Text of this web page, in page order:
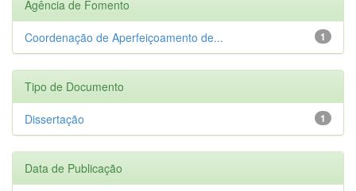
Agência de Fomento
1
Coordenação de Aperfeiçoamento de...
Tipo de Documento
1
Dissertação
Data de Publicação